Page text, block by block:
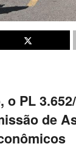
o PL
de